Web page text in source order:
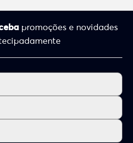
promoções e novidades